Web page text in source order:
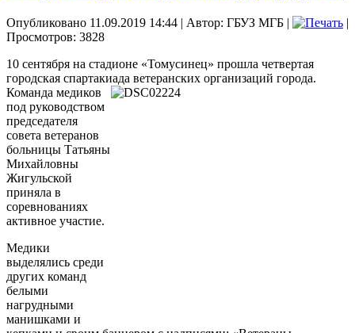
Опубликовано 11.09.2019 14:44 | Автор: ГБУЗ МГБ |
|
Просмотров: 3828
10 сентября на стадионе «Томусинец» прошла четвертая
городская спартакиада ветеранских организаций города.
Команда медиков
под руководством
председателя
совета ветеранов
больницы Татьяны
Михайловны
Жигульской
приняла в
соревнованиях
активное участие.
Медики
выделялись среди
других команд
белыми
нагрудными
манишками и